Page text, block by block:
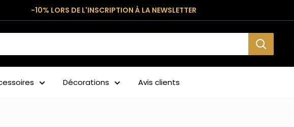
-10% LORS DE L'INSCRIPTION À LA NEWSLETTER
Décorations Avis clients